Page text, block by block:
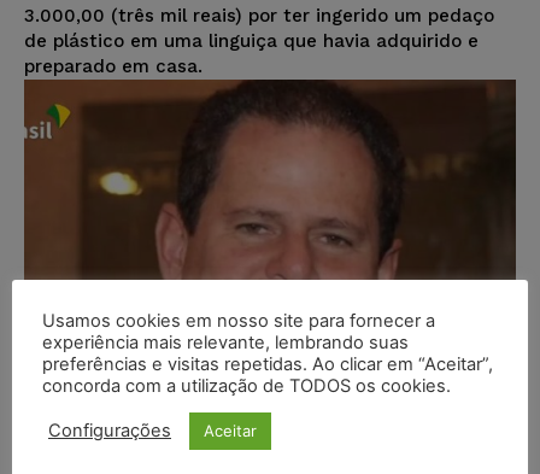
3.000,00 (três mil reais) por ter ingerido um pedaço
de plástico em uma linguiça que havia adquirido e
preparado em casa.
Usamos cookies em nosso site para fornecer a
experiência mais relevante, lembrando suas
preferências e visitas repetidas. Ao clicar em “Aceitar”,
concorda com a utilização de TODOS os cookies.
Configurações Aceitar